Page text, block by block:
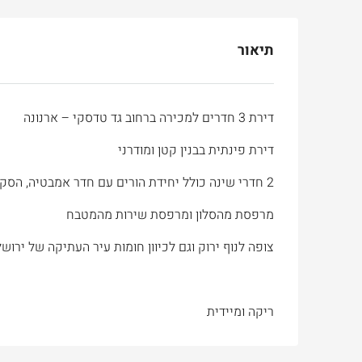
תיאור
דירת 3 חדרים למכירה ברחוב גד טדסקי – ארנונה
דירת פינתית בבנין קטן ומודרני
2 חדרי שינה כולל יחידת הורים עם חדר אמבטיה, הסקה ומזגן פרטיים
מרפסת מהסלון ומרפסת שירות מהמטבח
צופה לנוף ירוק וגם לכיוון חומות עיר העתיקה של
ריקה ומיידית